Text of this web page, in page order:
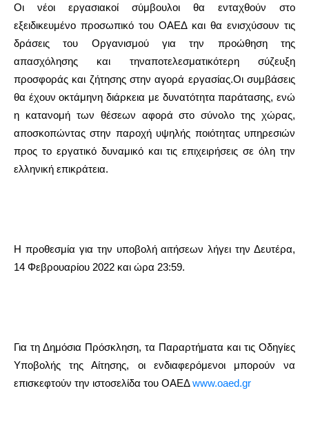
Οι νέοι εργασιακοί σύμβουλοι θα ενταχθούν στο
εξειδικευμένο προσωπικό του ΟΑΕΔ και θα ενισχύσουν τις
δράσεις του Οργανισμού για την προώθηση της
απασχόλησης και τηναποτελεσματικότερη σύζευξη
προσφοράς και ζήτησης στην αγορά εργασίας.Οι συμβάσεις
θα έχουν οκτάμηνη διάρκεια με δυνατότητα παράτασης, ενώ
η κατανομή των θέσεων αφορά στο σύνολο της χώρας,
αποσκοπώντας στην παροχή υψηλής ποιότητας υπηρεσιών
προς το εργατικό δυναμικό και τις επιχειρήσεις σε όλη την
ελληνική επικράτεια.
Η προθεσμία για την υποβολή αιτήσεων λήγει την Δευτέρα,
14 Φεβρουαρίου 2022 και ώρα 23:59.
Για τη Δημόσια Πρόσκληση, τα Παραρτήματα και τις Οδηγίες
Υποβολής της Αίτησης, οι ενδιαφερόμενοι μπορούν να
επισκεφτούν την ιστοσελίδα του ΟΑΕΔwww.oaed.gr